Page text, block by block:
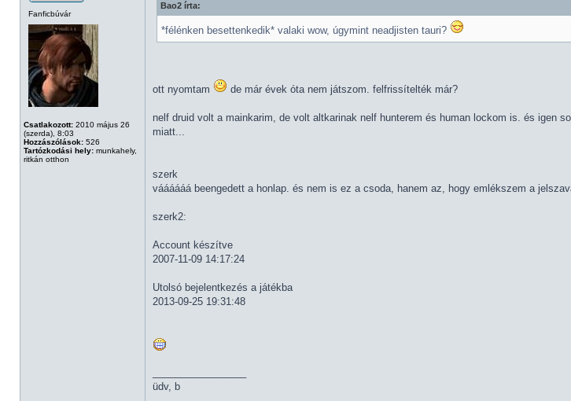
Fanficbúvár
Csatlakozott: 2010 május 26
(szerda), 8:03
Hozzászólások: 526
Tartózkodási hely: munkahely,
ritkán otthon
Bao2 írta:
*félénken besettenkedik* valaki wow, úgymint neadjisten tauri?
ott nyomtam de már évek óta nem játszom. felfrissítelték már?
nelf druid volt a mainkarim, de volt altkarinak nelf hunterem és human lockom is. és igen
miatt...
szerk
váááááá beengedett a honlap. és nem is ez a csoda, hanem az, hogy emlékszem a
szerk2:
Account készítve
2007-11-09 14:17:24
Utolsó bejelentkezés a játékba
2013-09-25 19:31:48
üdv, b